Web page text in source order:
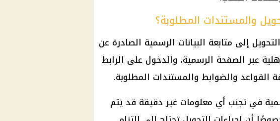
والمستندات المطلوبة؟
إلى متابعة البيانات الرسمية الصادرة عن
عبر الصفحة الرسمية، والدخول على الرابط
القواعد والضوابط والمستندات المطلوبة.
في تجنب أي معلومات غير دقيقة قد يتم